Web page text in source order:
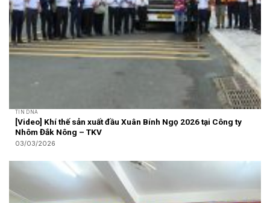
TIN DNA
[Video] Khí thế sản xuất đầu Xuân Bính Ngọ 2026 tại Công ty
Nhôm Đắk Nông – TKV
03/03/2026